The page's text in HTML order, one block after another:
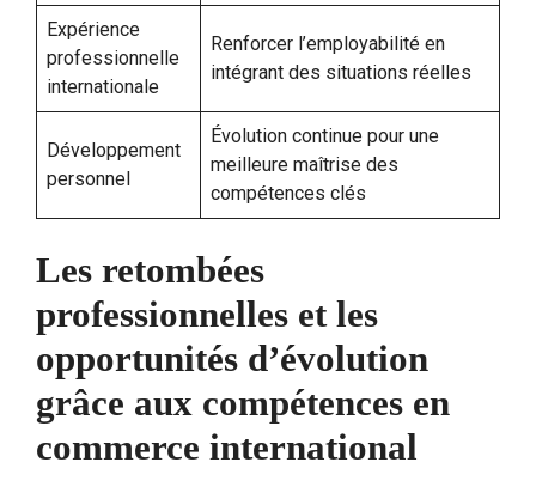
Expérience
professionnelle
internationale
Renforcer l’employabilité en
intégrant des situations réelles
Développement
personnel
Évolution continue pour une
meilleure maîtrise des
compétences clés
Les retombées
professionnelles et les
opportunités d’évolution
grâce aux compétences en
commerce international